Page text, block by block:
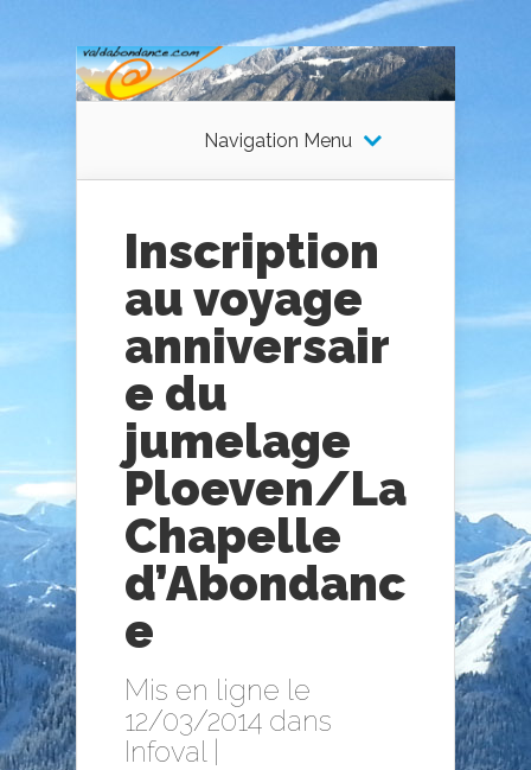
Navigation Menu
Inscription
au voyage
anniversair
e du
jumelage
Ploeven/La
Chapelle
d’Abondanc
e
Mis en ligne le
12/03/2014 dans
Infoval